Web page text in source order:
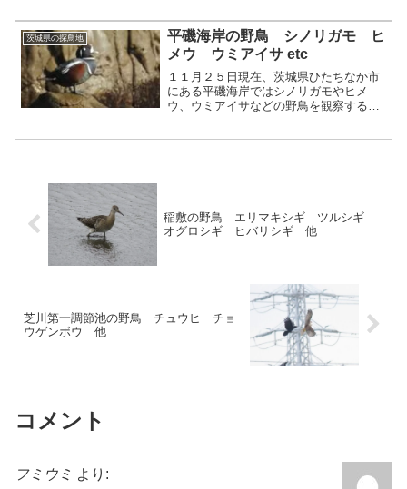
茨城県の探鳥地
平磯海岸の野鳥 シノリガモ ヒ
メウ ウミアイサ etc
１１月２５日現在、茨城県ひたちなか市
にある平磯海岸ではシノリガモやヒメ
ウ、ウミアイサなどの野鳥を観察するこ
稲敷の野鳥 エリマキシギ ツルシギ
オグロシギ ヒバリシギ 他
芝川第一調節池の野鳥 チュウヒ チョ
ウゲンボウ 他
コメント
フミウミ より: